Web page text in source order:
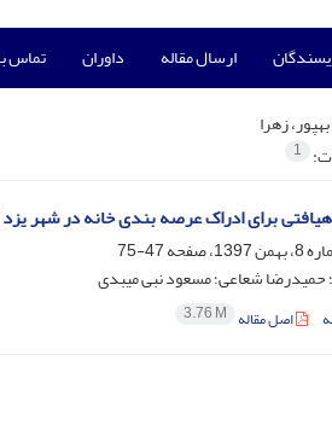
ارسال مقاله داوران تماس
بهپور، زهرا
1
برای ادراک عرصه بندی خانه در شهر
47-75
حمیدرضا شعاعی؛ مسعود نبی میبدی
اصل مقاله 3.76 M